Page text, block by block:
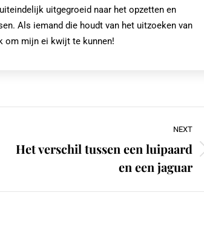
uitgegroeid naar het opzetten en
Als iemand die houdt van het uitzoeken van
om mijn ei kwijt te kunnen!
NEXT
NextHet verschil tussen een luipaard
en een jaguar